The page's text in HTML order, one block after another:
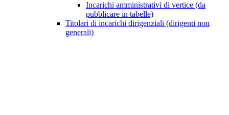
Incarichi amministrativi di vertice (da
pubblicare in tabelle)
Titolari di incarichi dirigenziali (dirigenti non
generali)